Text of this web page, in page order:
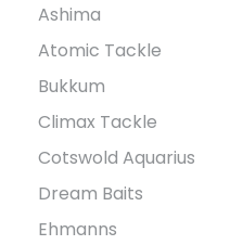
Ashima
Atomic Tackle
Bukkum
Climax Tackle
Cotswold Aquarius
Dream Baits
Ehmanns